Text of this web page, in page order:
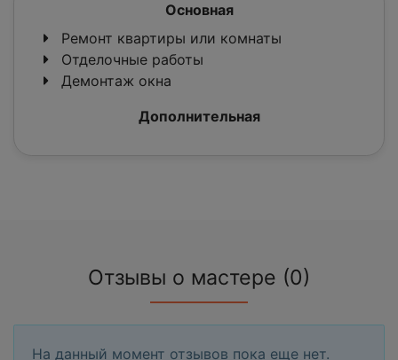
Основная
Ремонт квартиры или комнаты
Отделочные работы
Демонтаж окна
Дополнительная
Отзывы о мастере (0)
На данный момент отзывов пока еще нет.